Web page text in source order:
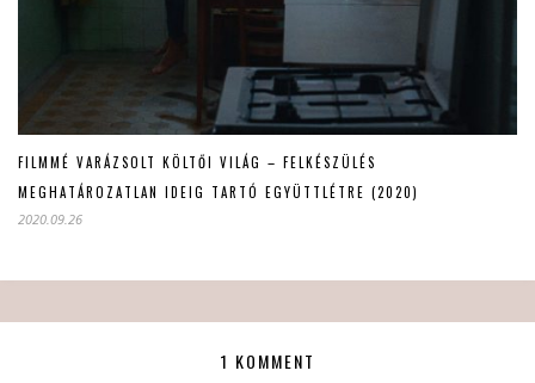
FILMMÉ VARÁZSOLT KÖLTŐI VILÁG – FELKÉSZÜLÉS
MEGHATÁROZATLAN IDEIG TARTÓ EGYÜTTLÉTRE (2020)
2020.09.26
1 KOMMENT